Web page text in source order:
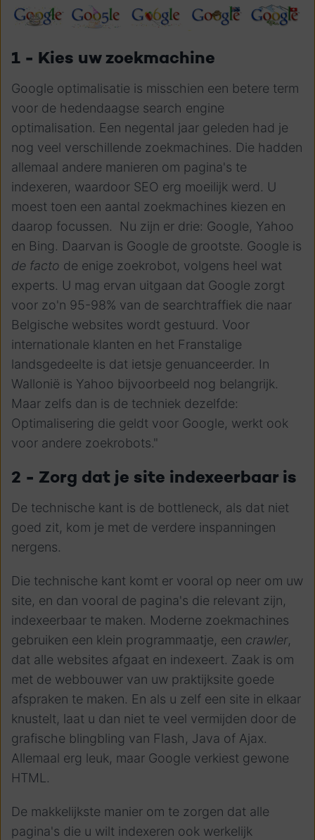
1 - Kies uw zoekmachine
Google optimalisatie is misschien een betere term
voor de hedendaagse search engine
optimalisation. Een negental jaar geleden had je
nog veel verschillende zoekmachines. Die hadden
allemaal andere manieren om pagina's te
indexeren, waardoor SEO erg moeilijk werd. U
moest toen een aantal zoekmachines kiezen en
daarop focussen. Nu zijn er drie: Google, Yahoo
en Bing. Daarvan is Google de grootste. Google is
de facto de enige zoekrobot, volgens heel wat
experts. U mag ervan uitgaan dat Google zorgt
voor zo'n 95-98% van de searchtraffiek die naar
Belgische websites wordt gestuurd. Voor
internationale klanten en het Franstalige
landsgedeelte is dat ietsje genuanceerder. In
Wallonië is Yahoo bijvoorbeeld nog belangrijk.
Maar zelfs dan is de techniek dezelfde:
Optimalisering die geldt voor Google, werkt ook
voor andere zoekrobots."
2 - Zorg dat je site indexeerbaar is
De technische kant is de bottleneck, als dat niet
goed zit, kom je met de verdere inspanningen
nergens.
Die technische kant komt er vooral op neer om uw
site, en dan vooral de pagina's die relevant zijn,
indexeerbaar te maken. Moderne zoekmachines
gebruiken een klein programmaatje, een crawler,
dat alle websites afgaat en indexeert. Zaak is om
met de webbouwer van uw praktijksite goede
afspraken te maken. En als u zelf een site in elkaar
knustelt, laat u dan niet te veel vermijden door de
grafische blingbling van Flash, Java of Ajax.
Allemaal erg leuk, maar Google verkiest gewone
HTML.
De makkelijkste manier om te zorgen dat alle
pagina's die u wilt indexeren ook werkelijk